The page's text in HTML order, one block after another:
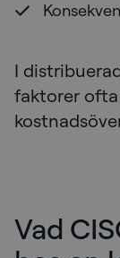
I
faktorer
Vad